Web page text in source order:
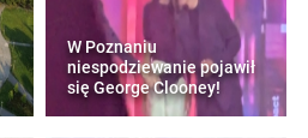
W Poznaniu
niespodziewanie pojawił
się George Clooney!